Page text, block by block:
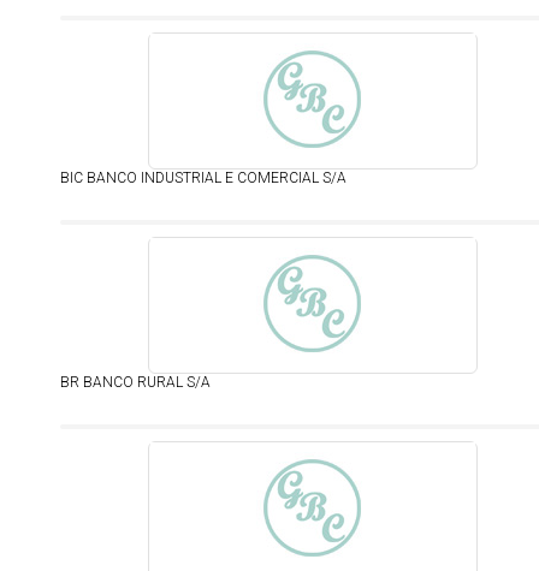
BIC BANCO INDUSTRIAL E COMERCIAL S/A
BR BANCO RURAL S/A